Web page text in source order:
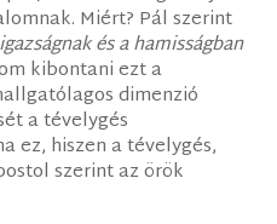
Miért? Pál szerint
és a hamisságban
kibontani ezt a
dimenzió
a tévelygés
ez, hiszen a tévelygés,
szerint az örök